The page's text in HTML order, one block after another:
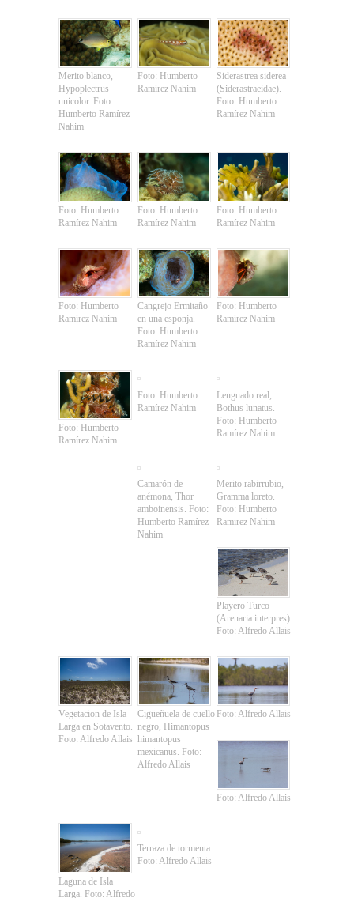
Merito blanco,
Hypoplectrus
unicolor. Foto:
Humberto Ramírez
Nahim
Foto: Humberto
Ramírez Nahim
Siderastrea siderea
(Siderastraeidae).
Foto: Humberto
Ramírez Nahim
Foto: Humberto
Ramírez Nahim
Foto: Humberto
Ramírez Nahim
Foto: Humberto
Ramírez Nahim
Foto: Humberto
Ramírez Nahim
Cangrejo Ermitaño
en una esponja.
Foto: Humberto
Ramírez Nahim
Foto: Humberto
Ramírez Nahim
Foto: Humberto
Ramírez Nahim
Foto: Humberto
Ramírez Nahim
Lenguado real,
Bothus lunatus.
Foto: Humberto
Ramírez Nahim
Camarón de
anémona, Thor
amboinensis. Foto:
Humberto Ramírez
Nahim
Merito rabirrubio,
Gramma loreto.
Foto: Humberto
Ramirez Nahim
Playero Turco
(Arenaria interpres).
Foto: Alfredo Allais
Vegetacion de Isla
Larga en Sotavento.
Foto: Alfredo Allais
Cigüeñuela de cuello
negro, Himantopus
himantopus
mexicanus. Foto:
Alfredo Allais
Foto: Alfredo Allais
Foto: Alfredo Allais
Laguna de Isla
Larga. Foto: Alfredo
Terraza de tormenta.
Foto: Alfredo Allais